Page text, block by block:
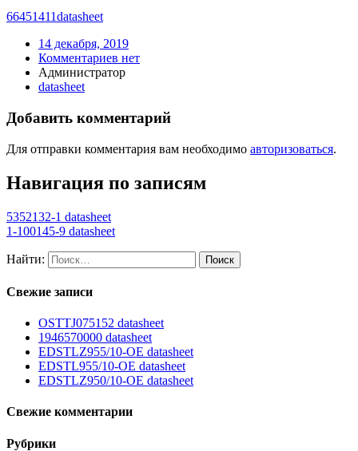
66451411datasheet
14 декабря, 2019
Комментариев нет
Администратор
datasheet
Добавить комментарий
Для отправки комментария вам необходимо авторизоваться.
Навигация по записям
5352132-1 datasheet
1-100145-9 datasheet
Найти:
Свежие записи
OSTTJ075152 datasheet
1946570000 datasheet
EDSTLZ955/10-OE datasheet
EDSTL955/10-OE datasheet
EDSTLZ950/10-OE datasheet
Свежие комментарии
Рубрики